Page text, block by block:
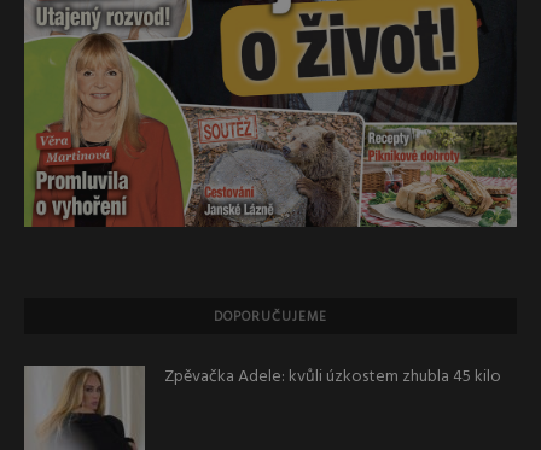
DOPORUČUJEME
Zpěvačka Adele: kvůli úzkostem zhubla 45 kilo